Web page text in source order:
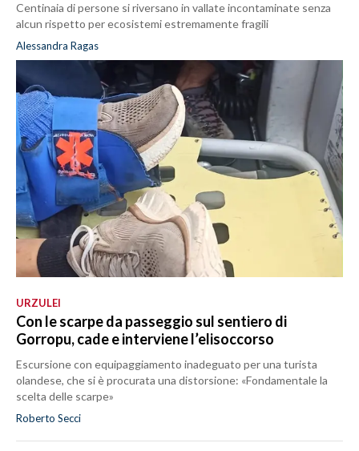
Centinaia di persone si riversano in vallate incontaminate senza
alcun rispetto per ecosistemi estremamente fragili
Alessandra Ragas
URZULEI
Con le scarpe da passeggio sul sentiero di
Gorropu, cade e interviene l’elisoccorso
Escursione con equipaggiamento inadeguato per una turista
olandese, che si è procurata una distorsione: «Fondamentale la
scelta delle scarpe»
Roberto Secci